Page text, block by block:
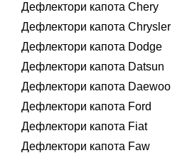
Дефлектори капота Chery
Дефлектори капота Chrysler
Дефлектори капота Dodge
Дефлектори капота Datsun
Дефлектори капота Daewoo
Дефлектори капота Ford
Дефлектори капота Fiat
Дефлектори капота Faw